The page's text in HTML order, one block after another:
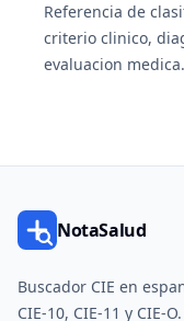
Referencia de
criterio clinico,
evaluacion medica.
NotaSalud
Buscador CIE en
CIE-10, CIE-11 y CIE-O.